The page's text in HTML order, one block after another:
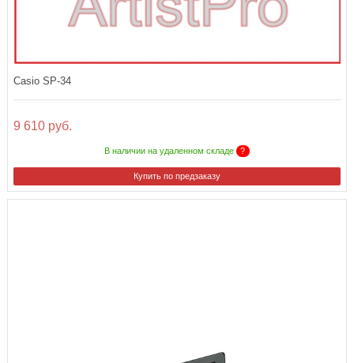
Casio SP-34
9 610 руб.
В наличии на удаленном складе ?
Купить по предзаказу